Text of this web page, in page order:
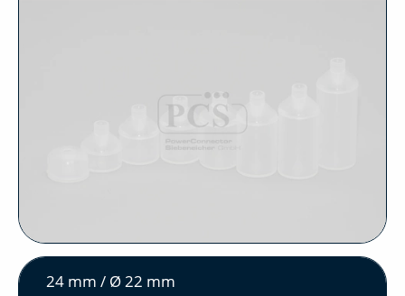
24 mm / Ø 22 mm